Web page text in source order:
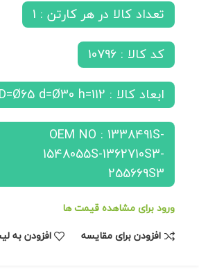
تعداد کالا در هر کارتن : 1
کد کالا : 10796
ابعاد کالا : D=Ø65 d=Ø30 h=112
OEM NO : 1338491S-
1548055S-1362710S3-
255669S3
ورود برای مشاهده قیمت ها
افزودن برای مقایسه
افزودن به